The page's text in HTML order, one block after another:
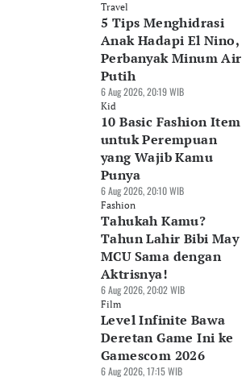
Travel
5 Tips Menghidrasi
Anak Hadapi El Nino,
Perbanyak Minum Air
Putih
6 Aug 2026, 20:19 WIB
Kid
10 Basic Fashion Item
untuk Perempuan
yang Wajib Kamu
Punya
6 Aug 2026, 20:10 WIB
Fashion
Tahukah Kamu?
Tahun Lahir Bibi May
MCU Sama dengan
Aktrisnya!
6 Aug 2026, 20:02 WIB
Film
Level Infinite Bawa
Deretan Game Ini ke
Gamescom 2026
6 Aug 2026, 17:15 WIB